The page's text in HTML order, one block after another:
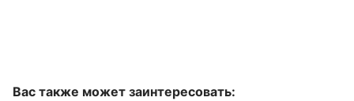
Вас также может заинтересовать: